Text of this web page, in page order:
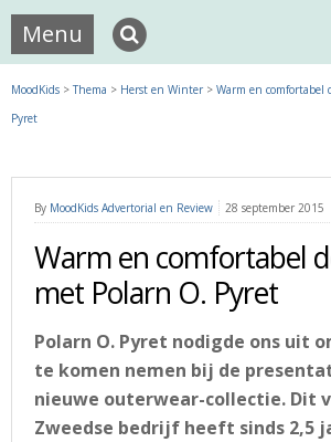
Menu
MoodKids >Thema > Herst en Winter > Warm en
Pyret
By MoodKids Advertorial en Review 28 september 2015
Warm en comfortabel
met Polarn O. Pyret
Polarn O. Pyret nodigde ons uit
te komen nemen bij de
nieuwe outerwear-collectie. Dit
Zweedse bedrijf heeft sinds 2,5